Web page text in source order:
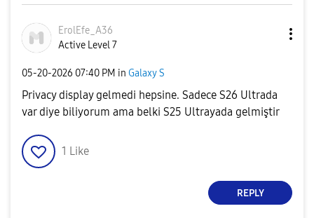
ErolEfe_A36
Active Level 7
‎05-20-2026 07:40 PM in Galaxy S
Privacy display gelmedi hepsine. Sadece S26 Ultrada
var diye biliyorum ama belki S25 Ultrayada gelmiştir
1 Like
REPLY